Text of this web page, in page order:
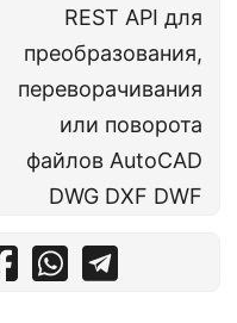
REST API для
преобразования,
переворачивания
или поворота
файлов AutoCAD
DWG DXF DWF